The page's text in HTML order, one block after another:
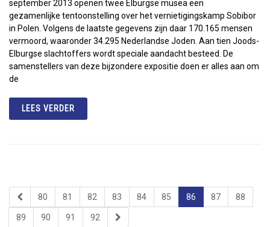
september 2013 openen twee Elburgse musea een
gezamenlijke tentoonstelling over het vernietigingskamp Sobibor
in Polen. Volgens de laatste gegevens zijn daar 170.165 mensen
vermoord, waaronder 34.295 Nederlandse Joden. Aan tien Joods-
Elburgse slachtoffers wordt speciale aandacht besteed. De
samenstellers van deze bijzondere expositie doen er alles aan om
de
LEES VERDER
80 81 82 83 84 85 86 87 88
89 90 91 92